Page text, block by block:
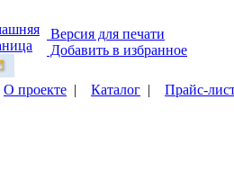
Версия для печати
Добавить в избранное
О проекте | Каталог | Прайс-